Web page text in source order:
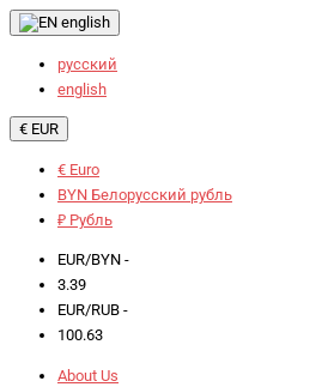
english
русский
english
€ EUR
€ Euro
BYN Белорусский рубль
₽ Рубль
EUR/BYN -
3.39
EUR/RUB -
100.63
About Us